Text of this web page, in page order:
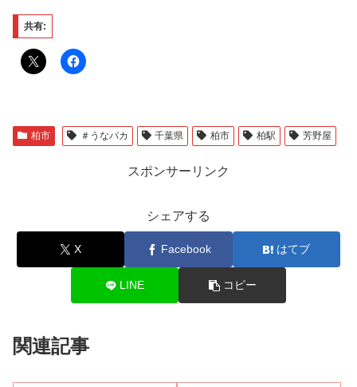
共有:
柏市 ＃うなパカ 千葉県 柏市 柏駅 芳野屋
スポンサーリンク
シェアする
X Facebook はてブ
LINE コピー
関連記事